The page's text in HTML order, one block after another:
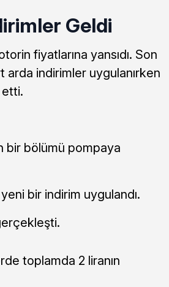
Geldi
fiyatlarına yansıdı. Son
indirimler uygulanırken
bir bölümü pompaya
bir indirim uygulandı.
toplamda 2 liranın